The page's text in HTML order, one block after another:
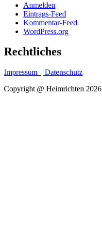
Anmelden
Eintrags-Feed
Kommentar-Feed
WordPress.org
Rechtliches
Impressum | Datenschutz
Copyright @ Heimrichten 2026